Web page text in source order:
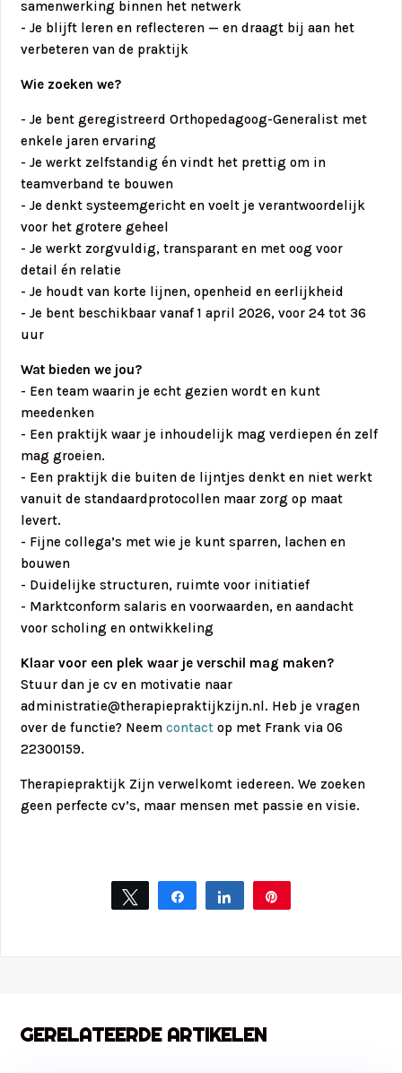
samenwerking binnen het netwerk
- Je blijft leren en reflecteren — en draagt bij aan het
verbeteren van de praktijk
Wie zoeken we?
- Je bent geregistreerd Orthopedagoog-Generalist met
enkele jaren ervaring
- Je werkt zelfstandig én vindt het prettig om in
teamverband te bouwen
- Je denkt systeemgericht en voelt je verantwoordelijk
voor het grotere geheel
- Je werkt zorgvuldig, transparant en met oog voor
detail én relatie
- Je houdt van korte lijnen, openheid en eerlijkheid
- Je bent beschikbaar vanaf 1 april 2026, voor 24 tot 36
uur
Wat bieden we jou?
- Een team waarin je echt gezien wordt en kunt
meedenken
- Een praktijk waar je inhoudelijk mag verdiepen én zelf
mag groeien.
- Een praktijk die buiten de lijntjes denkt en niet werkt
vanuit de standaardprotocollen maar zorg op maat
levert.
- Fijne collega’s met wie je kunt sparren, lachen en
bouwen
- Duidelijke structuren, ruimte voor initiatief
- Marktconform salaris en voorwaarden, en aandacht
voor scholing en ontwikkeling
Klaar voor een plek waar je verschil mag maken?
Stuur dan je cv en motivatie naar
administratie@therapiepraktijkzijn.nl. Heb je vragen
over de functie? Neemcontact op met Frank via 06
22300159.
Therapiepraktijk Zijn verwelkomt iedereen. We zoeken
geen perfecte cv’s, maar mensen met passie en visie.
Tweet Share Share
GERELATEERDE ARTIKELEN